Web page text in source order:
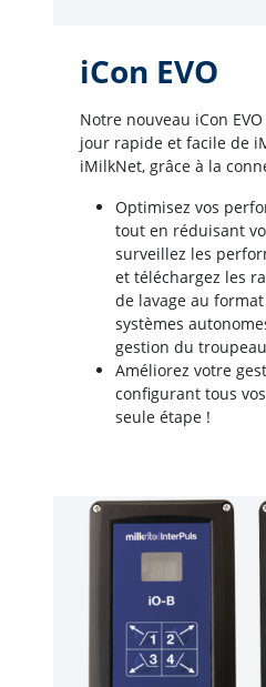
iCon EVO
Notre nouveau iCon
jour rapide et facile de
iMilkNet, grâce à la
Optimisez vos
tout en réduisant
surveillez les
et téléchargez les
de lavage au
systèmes
gestion du
Améliorez votre
configurant tous
seule étape !